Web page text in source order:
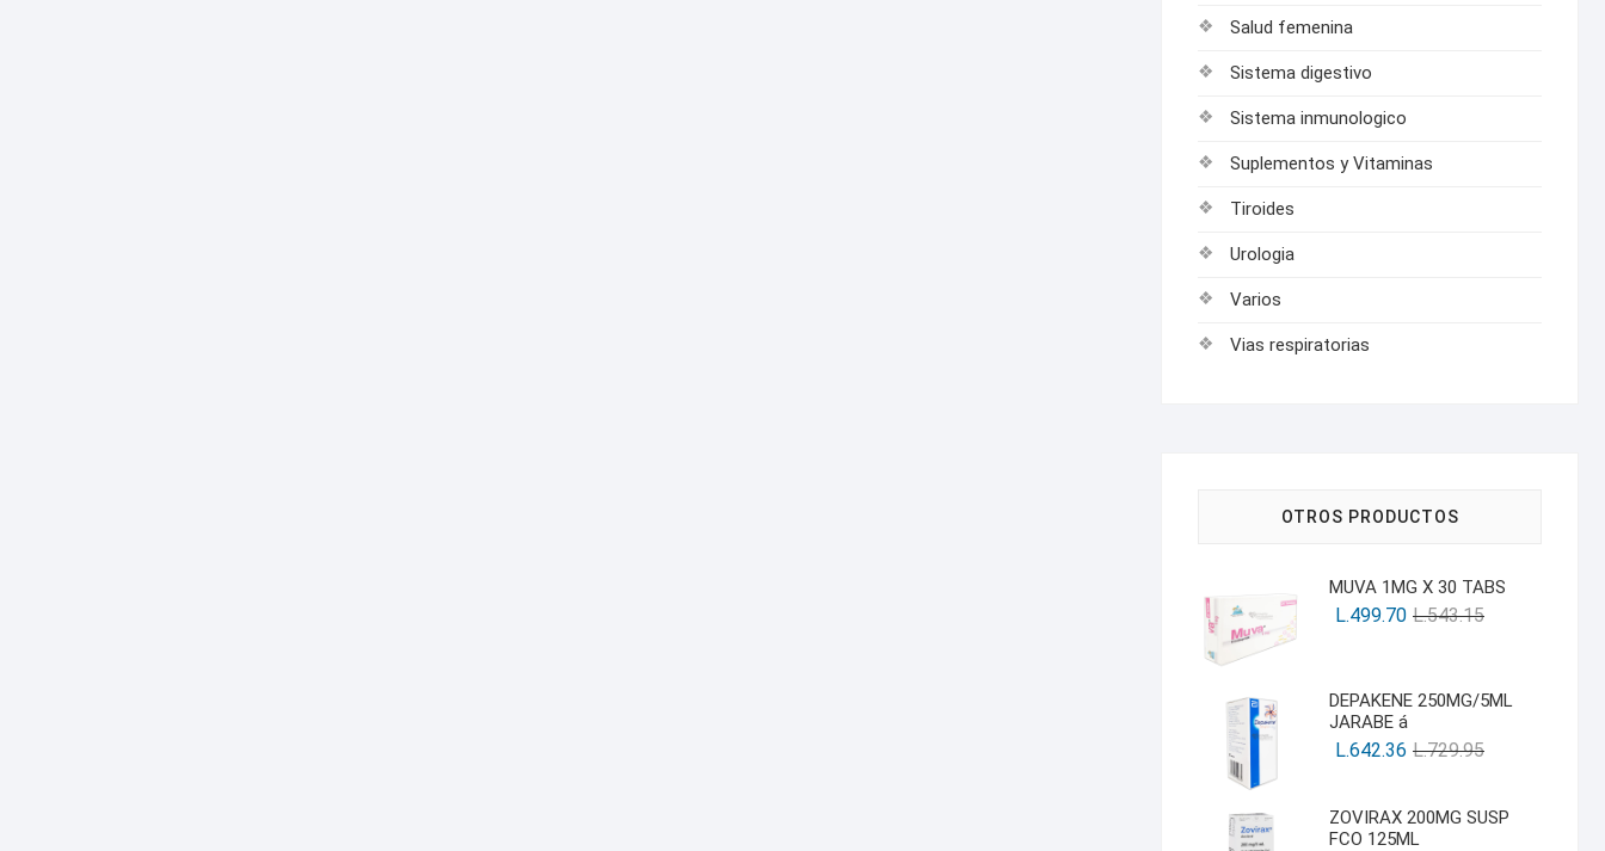
Salud femenina
Sistema digestivo
Sistema inmunologico
Suplementos y Vitaminas
Tiroides
Urologia
Varios
Vias respiratorias
OTROS PRODUCTOS
MUVA 1MG X 30 TABS
L.543.15
L.499.70
DEPAKENE 250MG/5ML
JARABE á
L.729.95
L.642.36
ZOVIRAX 200MG SUSP
FCO 125ML